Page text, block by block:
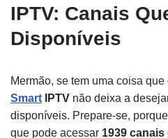
IPTV: Canais
Disponíveis
Mermão, se tem uma coisa que
Smart IPTV não deixa a
disponíveis. Prepare-se,
que pode acessar 1939